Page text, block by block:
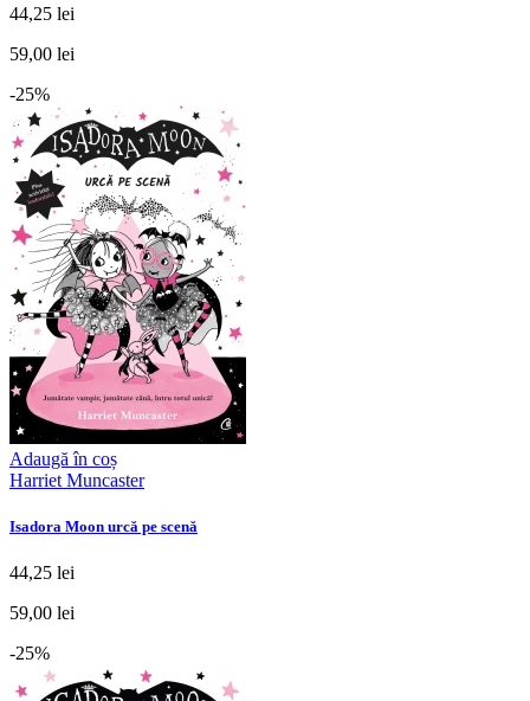
44,25 lei
59,00 lei
-25%
Adaugă în coș
Harriet Muncaster
Isadora Moon urcă pe scenă
44,25 lei
59,00 lei
-25%